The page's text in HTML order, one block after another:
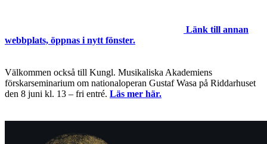
Länk till annan
webbplats, öppnas i nytt fönster.
Välkommen också till Kungl. Musikaliska Akademiens
förskarseminarium om nationaloperan Gustaf Wasa på Riddarhuset
den 8 juni kl. 13 – fri entré. Läs mer här.